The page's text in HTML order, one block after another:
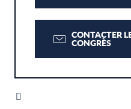
CONTACTER
CONGRÈS